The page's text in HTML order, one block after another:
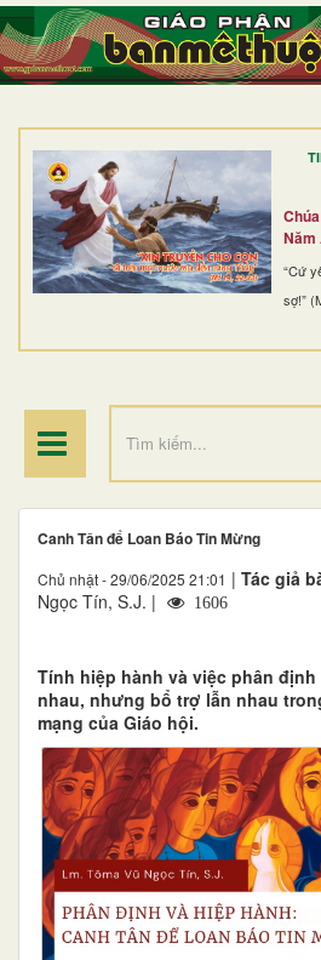
Năm
“Cứ
sợ!”
TRANG NHẤT
GIỚI THIỆU
DÒNG TU
BAN MỤC VỤ
ĐOÀN THỂ CG
ĐIỂM HÀNH HƯƠNG
Canh Tân để Loan Báo Tin Mừng
Chủ nhật - 29/06/2025 21:01 | Tác giả
Ngọc Tín, S.J. |
1606
Tính hiệp hành và việc phân
nhau, nhưng bổ trợ lẫn nhau
mạng của Giáo hội.